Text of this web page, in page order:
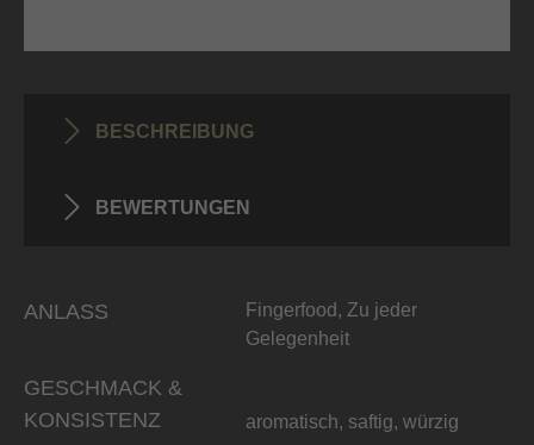
BESCHREIBUNG
BEWERTUNGEN
ANLASS
Fingerfood, Zu jeder
Gelegenheit
GESCHMACK &
KONSISTENZ
aromatisch, saftig, würzig